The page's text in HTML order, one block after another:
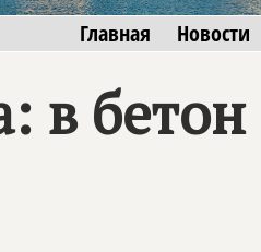
Главная Новости
в